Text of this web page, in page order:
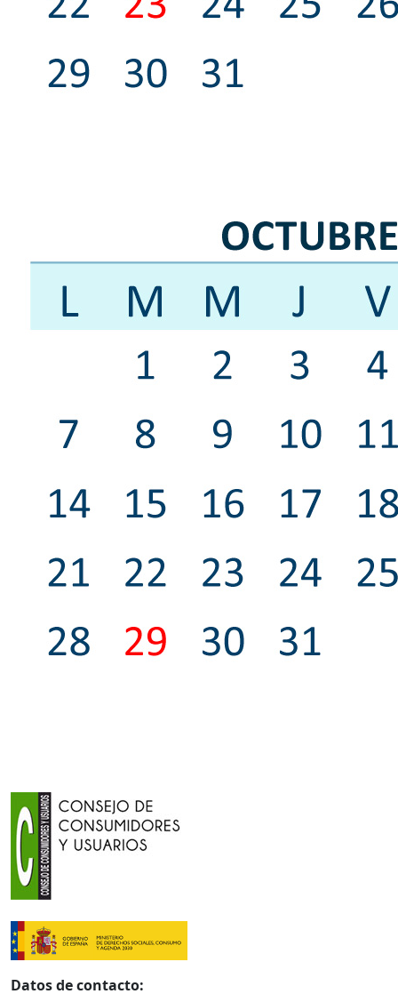
Datos de contacto: